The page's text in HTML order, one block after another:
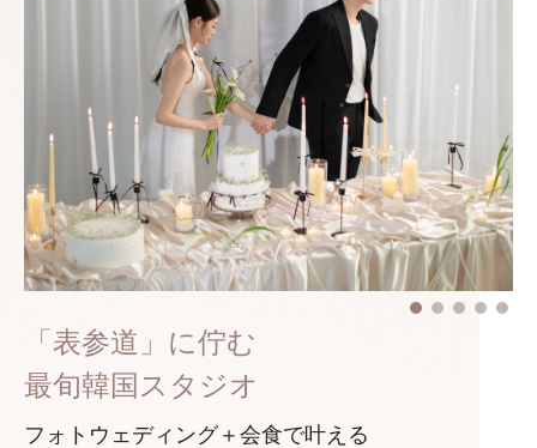
「表参道」に佇む
最旬韓国スタジオ
フォトウェディング＋会食で叶える